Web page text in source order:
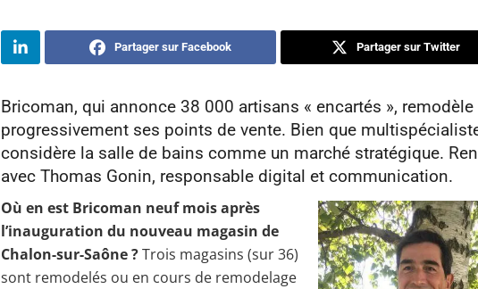
Partager sur Facebook Partager sur Twitter
Bricoman, qui annonce 38 000 artisans « encartés », remodèle
progressivement ses points de vente. Bien que
considère la salle de bains comme un marché stratégique.
avec Thomas Gonin, responsable digital et communication.
Où en est Bricoman neuf mois après
l’inauguration du nouveau magasin de
Chalon-sur-Saône ?Trois magasins (sur 36)
sont remodelés ou en cours de remodelage